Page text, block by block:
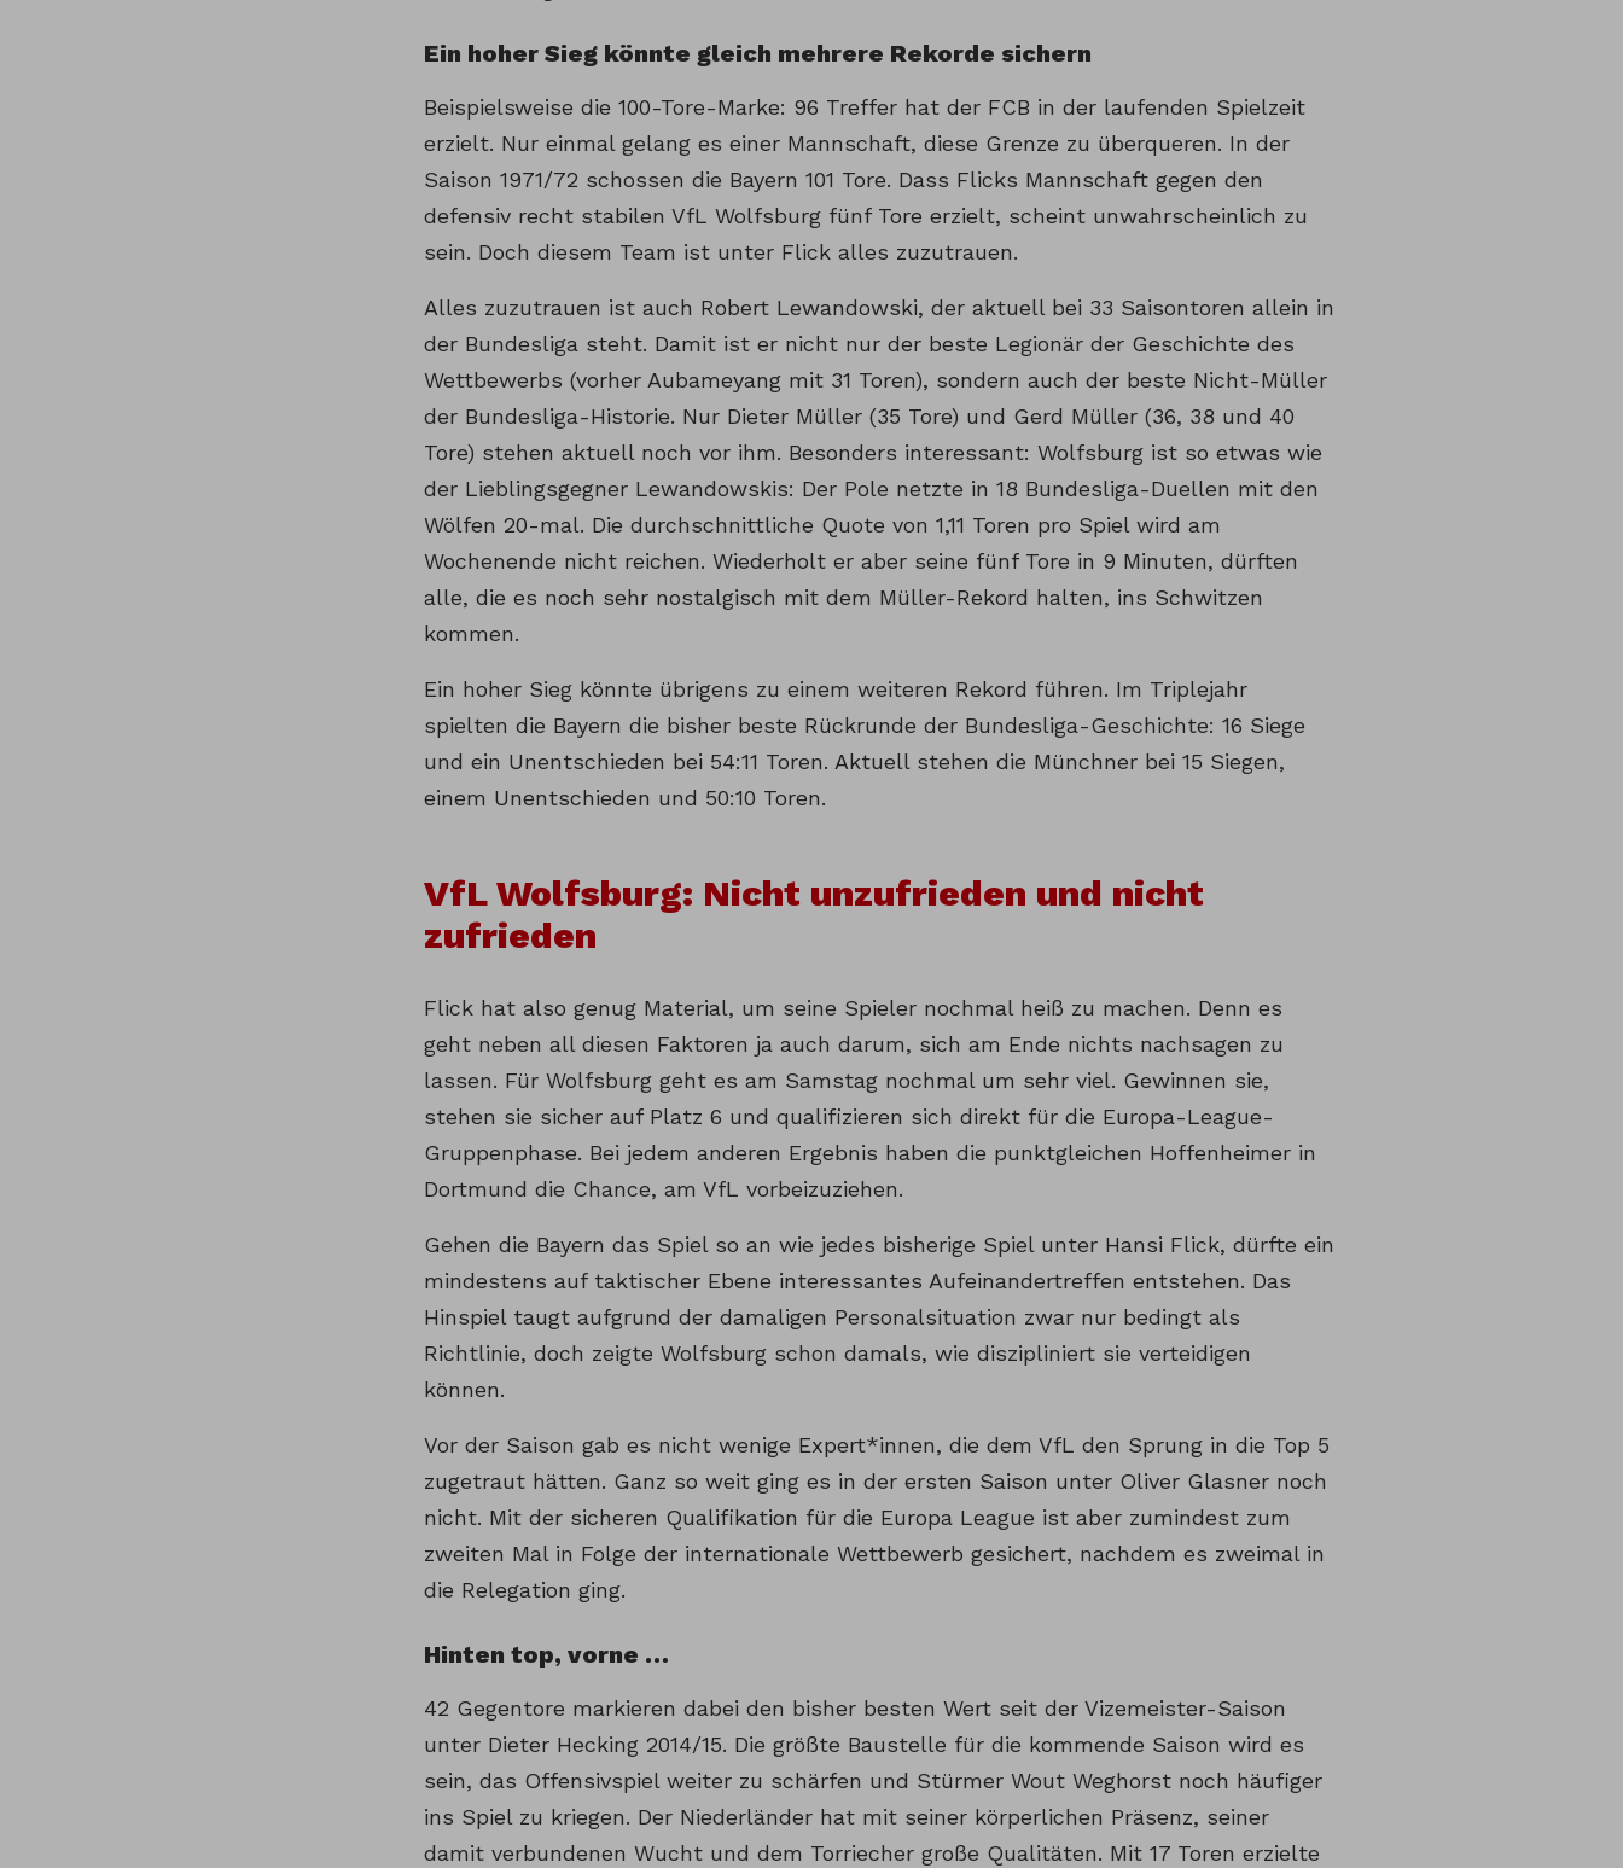
Ein hoher Sieg könnte gleich mehrere Rekorde sichern
Beispielsweise die 100-Tore-Marke: 96 Treffer hat der FCB in der laufenden Spielzeit
erzielt. Nur einmal gelang es einer Mannschaft, diese Grenze zu überqueren. In der
Saison 1971/72 schossen die Bayern 101 Tore. Dass Flicks Mannschaft gegen den
defensiv recht stabilen VfL Wolfsburg fünf Tore erzielt, scheint unwahrscheinlich zu
sein. Doch diesem Team ist unter Flick alles zuzutrauen.
Alles zuzutrauen ist auch Robert Lewandowski, der aktuell bei 33 Saisontoren allein in
der Bundesliga steht. Damit ist er nicht nur der beste Legionär der Geschichte des
Wettbewerbs (vorher Aubameyang mit 31 Toren), sondern auch der beste Nicht-Müller
der Bundesliga-Historie. Nur Dieter Müller (35 Tore) und Gerd Müller (36, 38 und 40
Tore) stehen aktuell noch vor ihm. Besonders interessant: Wolfsburg ist so etwas wie
der Lieblingsgegner Lewandowskis: Der Pole netzte in 18 Bundesliga-Duellen mit den
Wölfen 20-mal. Die durchschnittliche Quote von 1,11 Toren pro Spiel wird am
Wochenende nicht reichen. Wiederholt er aber seine fünf Tore in 9 Minuten, dürften
alle, die es noch sehr nostalgisch mit dem Müller-Rekord halten, ins Schwitzen
kommen.
Ein hoher Sieg könnte übrigens zu einem weiteren Rekord führen. Im Triplejahr
spielten die Bayern die bisher beste Rückrunde der Bundesliga-Geschichte: 16 Siege
und ein Unentschieden bei 54:11 Toren. Aktuell stehen die Münchner bei 15 Siegen,
einem Unentschieden und 50:10 Toren.
VfL Wolfsburg: Nicht unzufrieden und nicht
zufrieden
Flick hat also genug Material, um seine Spieler nochmal heiß zu machen. Denn es
geht neben all diesen Faktoren ja auch darum, sich am Ende nichts nachsagen zu
lassen. Für Wolfsburg geht es am Samstag nochmal um sehr viel. Gewinnen sie,
stehen sie sicher auf Platz 6 und qualifizieren sich direkt für die Europa-League-
Gruppenphase. Bei jedem anderen Ergebnis haben die punktgleichen Hoffenheimer in
Dortmund die Chance, am VfL vorbeizuziehen.
Gehen die Bayern das Spiel so an wie jedes bisherige Spiel unter Hansi Flick, dürfte ein
mindestens auf taktischer Ebene interessantes Aufeinandertreffen entstehen. Das
Hinspiel taugt aufgrund der damaligen Personalsituation zwar nur bedingt als
Richtlinie, doch zeigte Wolfsburg schon damals, wie diszipliniert sie verteidigen
können.
Vor der Saison gab es nicht wenige Expert*innen, die dem VfL den Sprung in die Top 5
zugetraut hätten. Ganz so weit ging es in der ersten Saison unter Oliver Glasner noch
nicht. Mit der sicheren Qualifikation für die Europa League ist aber zumindest zum
zweiten Mal in Folge der internationale Wettbewerb gesichert, nachdem es zweimal in
die Relegation ging.
Hinten top, vorne …
42 Gegentore markieren dabei den bisher besten Wert seit der Vizemeister-Saison
unter Dieter Hecking 2014/15. Die größte Baustelle für die kommende Saison wird es
sein, das Offensivspiel weiter zu schärfen und Stürmer Wout Weghorst noch häufiger
ins Spiel zu kriegen. Der Niederländer hat mit seiner körperlichen Präsenz, seiner
damit verbundenen Wucht und dem Torriecher große Qualitäten. Mit 17 Toren erzielte